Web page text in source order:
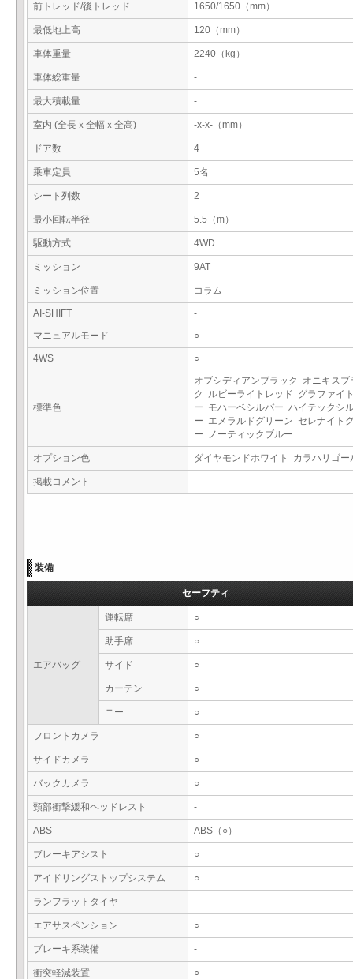
前トレッド/後トレッド 1650/1650（mm）
最低地上高 120（mm）
車体重量 2240（kg）
車体総重量 -
最大積載量 -
室内 (全長ｘ全幅ｘ全高) -x-x-（mm）
ドア数 4
乗車定員 5名
シート列数 2
最小回転半径 5.5（m）
駆動方式 4WD
ミッション 9AT
ミッション位置 コラム
AI-SHIFT
-
マニュアルモード
○
4WS ○
標準色
オブシディアンブラック オニキスブ
ク ルビーライトレッド グラファイ
ー モハーベシルバー ハイテックシ
ー エメラルドグリーン セレナイト
ー ノーティックブルー
オプション色 ダイヤモンドホワイト カラハリゴ
掲載コメント -
装備
セーフティ
エアバッグ
運転席 ○
助手席 ○
サイド ○
カーテン ○
ニー ○
フロントカメラ ○
サイドカメラ ○
バックカメラ ○
頸部衝撃緩和ヘッドレスト -
ABS ABS（○）
ブレーキアシスト ○
アイドリングストップシステム ○
ランフラットタイヤ -
エアサスペンション ○
ブレーキ系装備 -
衝突軽減装置 ○